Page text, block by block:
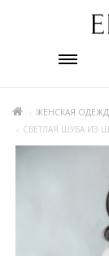
ЖЕНСКАЯ
СВЕТЛАЯ ШУБА ИЗ